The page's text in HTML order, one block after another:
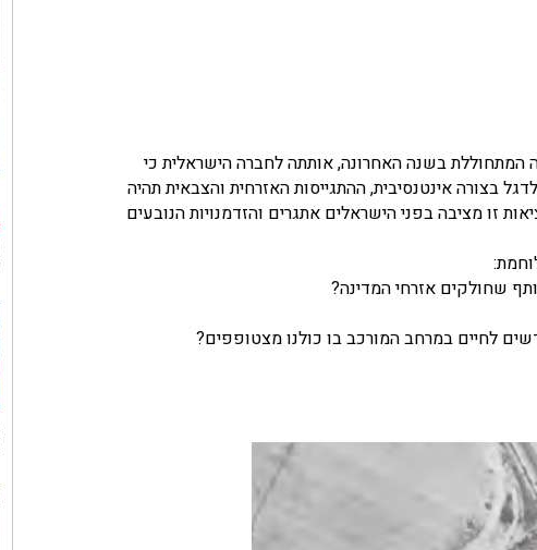
בשנה האחרונה, אותתה לחברה הישראלית כי
בצורה אינטנסיבית, ההתגייסות האזרחית והצבאית תהיה
זו מציבה בפני הישראלים אתגרים והזדמנויות הנובעים
שחולקים אזרחי המדינה?
לחיים במרחב המורכב בו כולנו מצטופפים?